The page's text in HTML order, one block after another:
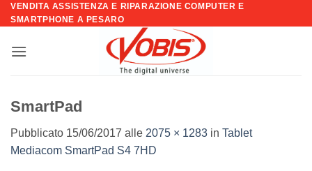
Salta
ai
VENDITA ASSISTENZA E RIPARAZIONE COMPUTER E
SMARTPHONE A PESARO
SmartPad
Pubblicato 15/06/2017 alle 2075 × 1283 in Tablet
Mediacom SmartPad S4 7HD